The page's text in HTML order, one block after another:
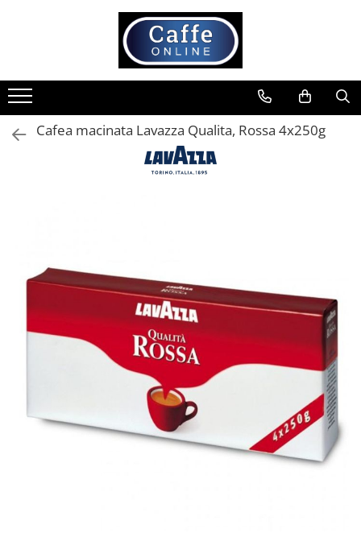
Cafea
Cafea Boabe
Capsule Cafea
Aparate capsule
Cesti si farfurii
Cafea macinata Lavazza Qualita, Rossa 4x250g